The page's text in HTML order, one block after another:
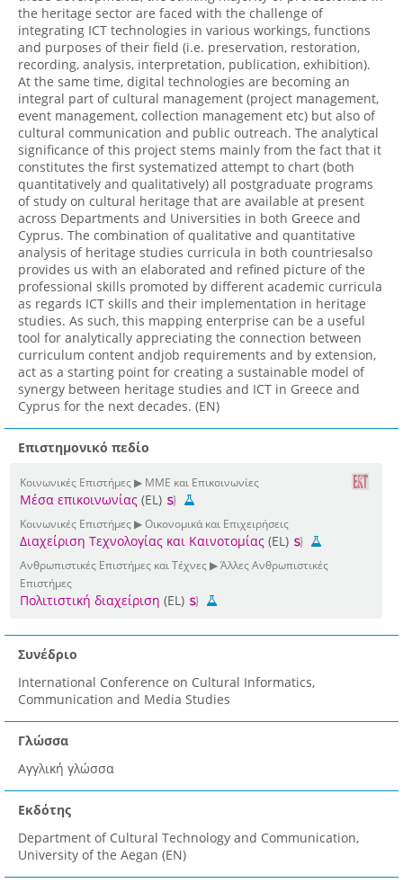
the heritage sector are faced with the challenge of
integrating ICT technologies in various workings, functions
and purposes of their field (i.e. preservation, restoration,
recording, analysis, interpretation, publication, exhibition).
At the same time, digital technologies are becoming an
integral part of cultural management (project management,
event management, collection management etc) but also of
cultural communication and public outreach. The analytical
significance of this project stems mainly from the fact that it
constitutes the first systematized attempt to chart (both
quantitatively and qualitatively) all postgraduate programs
of study on cultural heritage that are available at present
across Departments and Universities in both Greece and
Cyprus. The combination of qualitative and quantitative
analysis of heritage studies curricula in both countriesalso
provides us with an elaborated and refined picture of the
professional skills promoted by different academic curricula
as regards ICT skills and their implementation in heritage
studies. As such, this mapping enterprise can be a useful
tool for analytically appreciating the connection between
curriculum content andjob requirements and by extension,
act as a starting point for creating a sustainable model of
synergy between heritage studies and ICT in Greece and
Cyprus for the next decades. (EN)
Επιστημονικό πεδίο
Κοινωνικές Επιστήμες ▶ ΜΜΕ και Επικοινωνίες
Μέσα επικοινωνίας (EL)
Κοινωνικές Επιστήμες ▶ Οικονομικά και Επιχειρήσεις
Διαχείριση Τεχνολογίας και Καινοτομίας (EL)
Ανθρωπιστικές Επιστήμες και Τέχνες ▶ Άλλες Ανθρωπιστικές
Επιστήμες
Πολιτιστική διαχείριση (EL)
Συνέδριο
International Conference on Cultural Informatics,
Communication and Media Studies
Γλώσσα
Αγγλική γλώσσα
Εκδότης
Department of Cultural Technology and Communication,
University of the Aegan (EN)